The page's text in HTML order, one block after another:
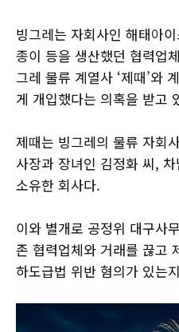
빙그레는 자회사인 해태아
종이 등을 생산했던 협력업
그레 물류 계열사 ‘제때’와
게 개입했다는 의혹을 받고
제때는 빙그레의 물류 자회
사장과 장녀인 김정화 씨,
소유한 회사다.
이와 별개로 공정위 대구사
존 협력업체와 거래를 끊고
하도급법 위반 혐의가 있는